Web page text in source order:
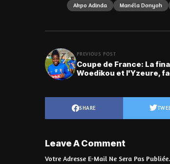
Akpo Adinda Manéla Donyoh
PREVIOUS POST
Coupe de France: La
Woedikou et l'Yzeure,
SHARE
Leave A Comment
Votre Adresse E-Mail Ne Sera Pas Publiée.